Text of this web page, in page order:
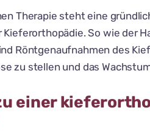
Therapie steht eine
So wie der
Röntgenaufnahmen des
zu stellen und das
einer